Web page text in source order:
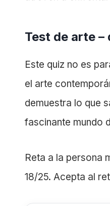
Test de arte –
Este quiz no es
el arte
demuestra lo que
fascinante mundo
Reta a la persona
18/25. Acepta al